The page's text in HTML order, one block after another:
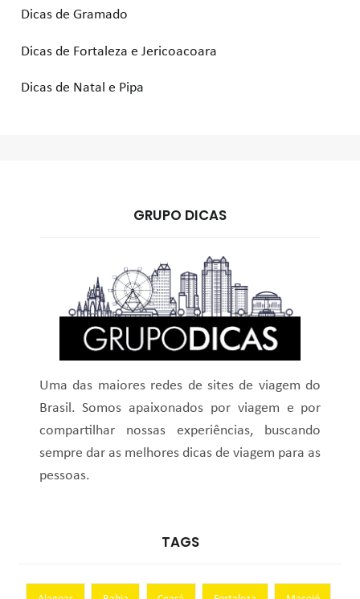
Dicas de Gramado
Dicas de Fortaleza e Jericoacoara
Dicas de Natal e Pipa
GRUPO DICAS
Uma das maiores redes de sites de viagem do
Brasil. Somos apaixonados por viagem e por
compartilhar nossas experiências, buscando
sempre dar as melhores dicas de viagem para as
pessoas.
TAGS